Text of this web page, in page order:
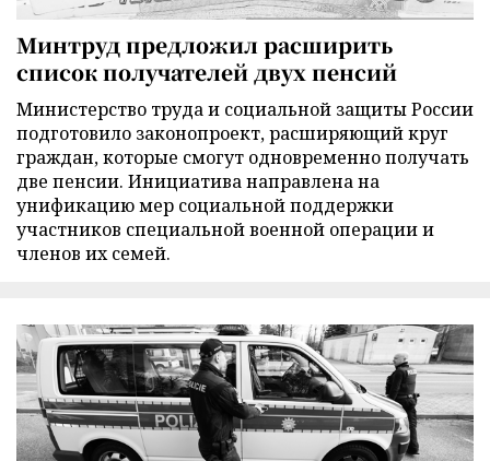
Минтруд предложил расширить
список получателей двух пенсий
Министерство труда и социальной защиты России
подготовило законопроект, расширяющий круг
граждан, которые смогут одновременно получать
две пенсии. Инициатива направлена на
унификацию мер социальной поддержки
участников специальной военной операции и
членов их семей.